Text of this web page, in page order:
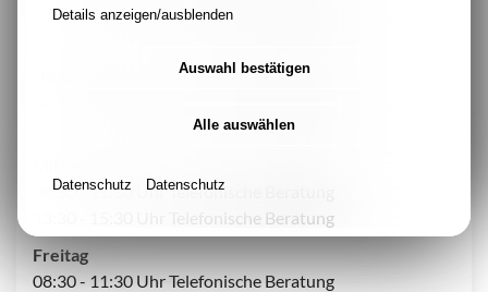
13:30 - 15:30 Uhr Telefonische Beratung
08:30 - 11:30 Uhr Telefonische Beratung
13:30 - 15:30 Uhr Telefonische Beratung
Freitag
08:30 - 11:30 Uhr Telefonische Beratung
Details anzeigen/ausblenden
Auswahl bestätigen
Alle auswählen
Datenschutz Datenschutz